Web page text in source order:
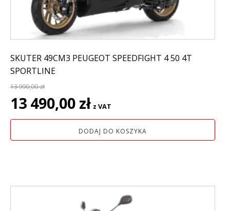
SKUTER 49CM3 PEUGEOT SPEEDFIGHT 4 50 4T
SPORTLINE
13 990,00zł
Pierwotna
cena
wynosiła:
13 490,00 zł cena
wynosi:
13
z VAT
DODAJ DO KOSZYKA